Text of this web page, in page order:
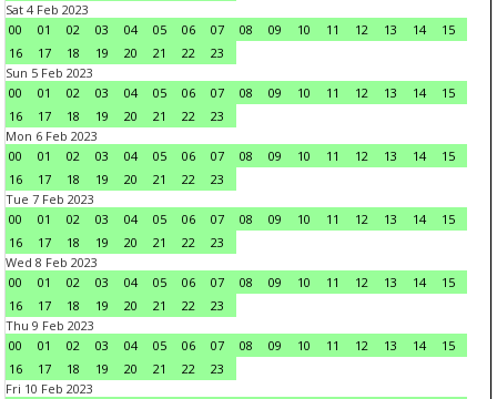
Sat 4 Feb 2023
00
01 02 03 04 05 06 07 08 09 10 11 12 13 14
15
16
17 18 19 20 21 22
23
Sun 5 Feb 2023
00
01 02 03 04 05 06 07 08 09 10 11 12 13 14
15
16
17 18 19 20 21 22
23
Mon 6 Feb 2023
00
01 02 03 04 05 06 07 08 09 10 11 12 13 14
15
16
17 18 19 20 21 22
23
Tue 7 Feb 2023
00
01 02 03 04 05 06 07 08 09 10 11 12 13 14
15
16
17 18 19 20 21 22
23
Wed 8 Feb 2023
00
01 02 03 04 05 06 07 08 09 10 11 12 13 14
15
16
17 18 19 20 21 22
23
Thu 9 Feb 2023
00
01 02 03 04 05 06 07 08 09 10 11 12 13 14
15
16
17 18 19 20 21 22
23
Fri 10 Feb 2023